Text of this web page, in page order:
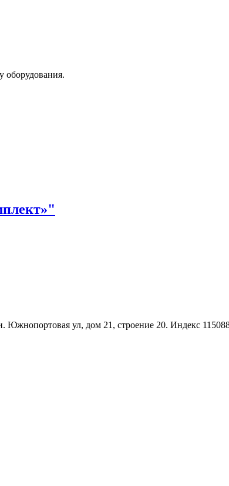
оборудования.
Южнопортовая ул, дом 21, строение 20. Индекс